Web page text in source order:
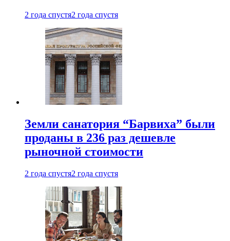
2 года спустя2 года спустя
Земли санатория “Барвиха” были
проданы в 236 раз дешевле
рыночной стоимости
2 года спустя2 года спустя